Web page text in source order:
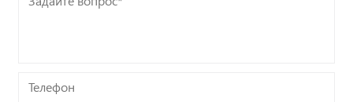
вопрос*
Телефон